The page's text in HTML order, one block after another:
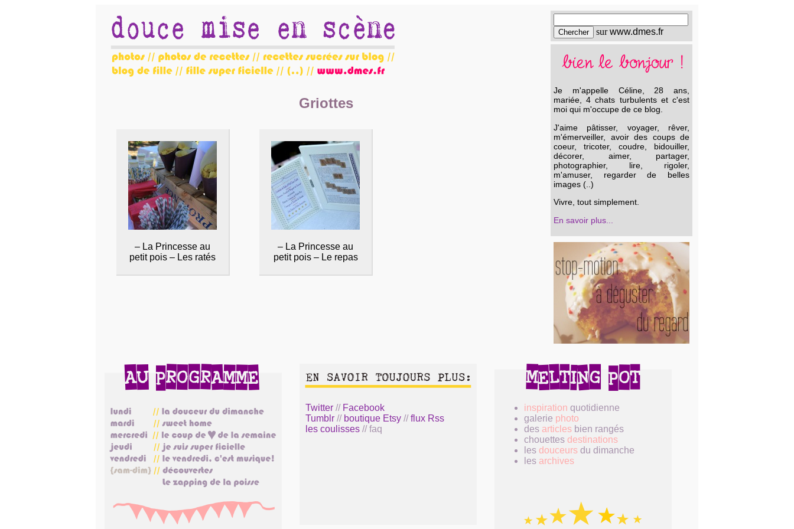
surwww.dmes.fr
Je m'appelle Céline, 28 ans,
mariée, 4 chats turbulents et c'est
moi qui m'occupe de ce blog.
J'aime pâtisser, voyager, rêver,
m'émerveiller, avoir des coups de
coeur, tricoter, coudre, bidouiller,
décorer, aimer, partager,
photographier, lire, rigoler,
m'amuser, regarder de belles
images (..)
Vivre, tout simplement.
En savoir plus...
Griottes
– La Princesse au
petit pois – Les ratés
– La Princesse au
petit pois – Le repas
Twitter // Facebook
Tumblr // boutique Etsy // flux Rss
les coulisses // faq
inspiration quotidienne
galerie photo
des articles bien rangés
chouettes destinations
les douceurs du dimanche
les archives